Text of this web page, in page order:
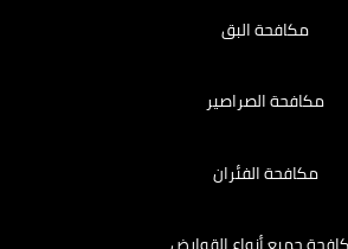
مكافحة البق
مكافحة الصراصير
مكافحة الفئران